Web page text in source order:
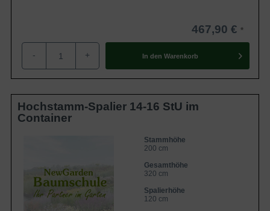
467,90 €
- + In den Warenkorb
Hochstamm-Spalier 14-16 StU im
Container
Stammhöhe
200 cm
Gesamthöhe
320 cm
Spalierhöhe
120 cm